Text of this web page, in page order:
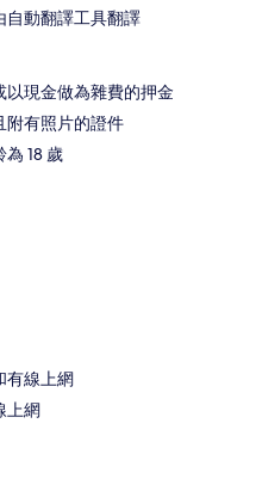
自動翻譯工具翻譯
現金做為雜費的押金
附有照片的證件
18 歲
有線上網
上網